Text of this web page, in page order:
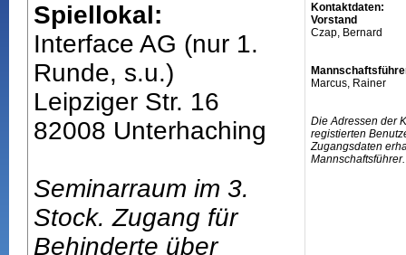
Spiellokal:
Interface AG (nur 1.
Runde, s.u.)
Leipziger Str. 16
82008 Unterhaching
Seminarraum im 3.
Stock. Zugang für
Behinderte über
Kontaktdaten:
Vorstand
Czap, Bernard
Marcus, Rainer
Die Adressen der
registierten
Zugangsdaten
Mannschaftsführer.